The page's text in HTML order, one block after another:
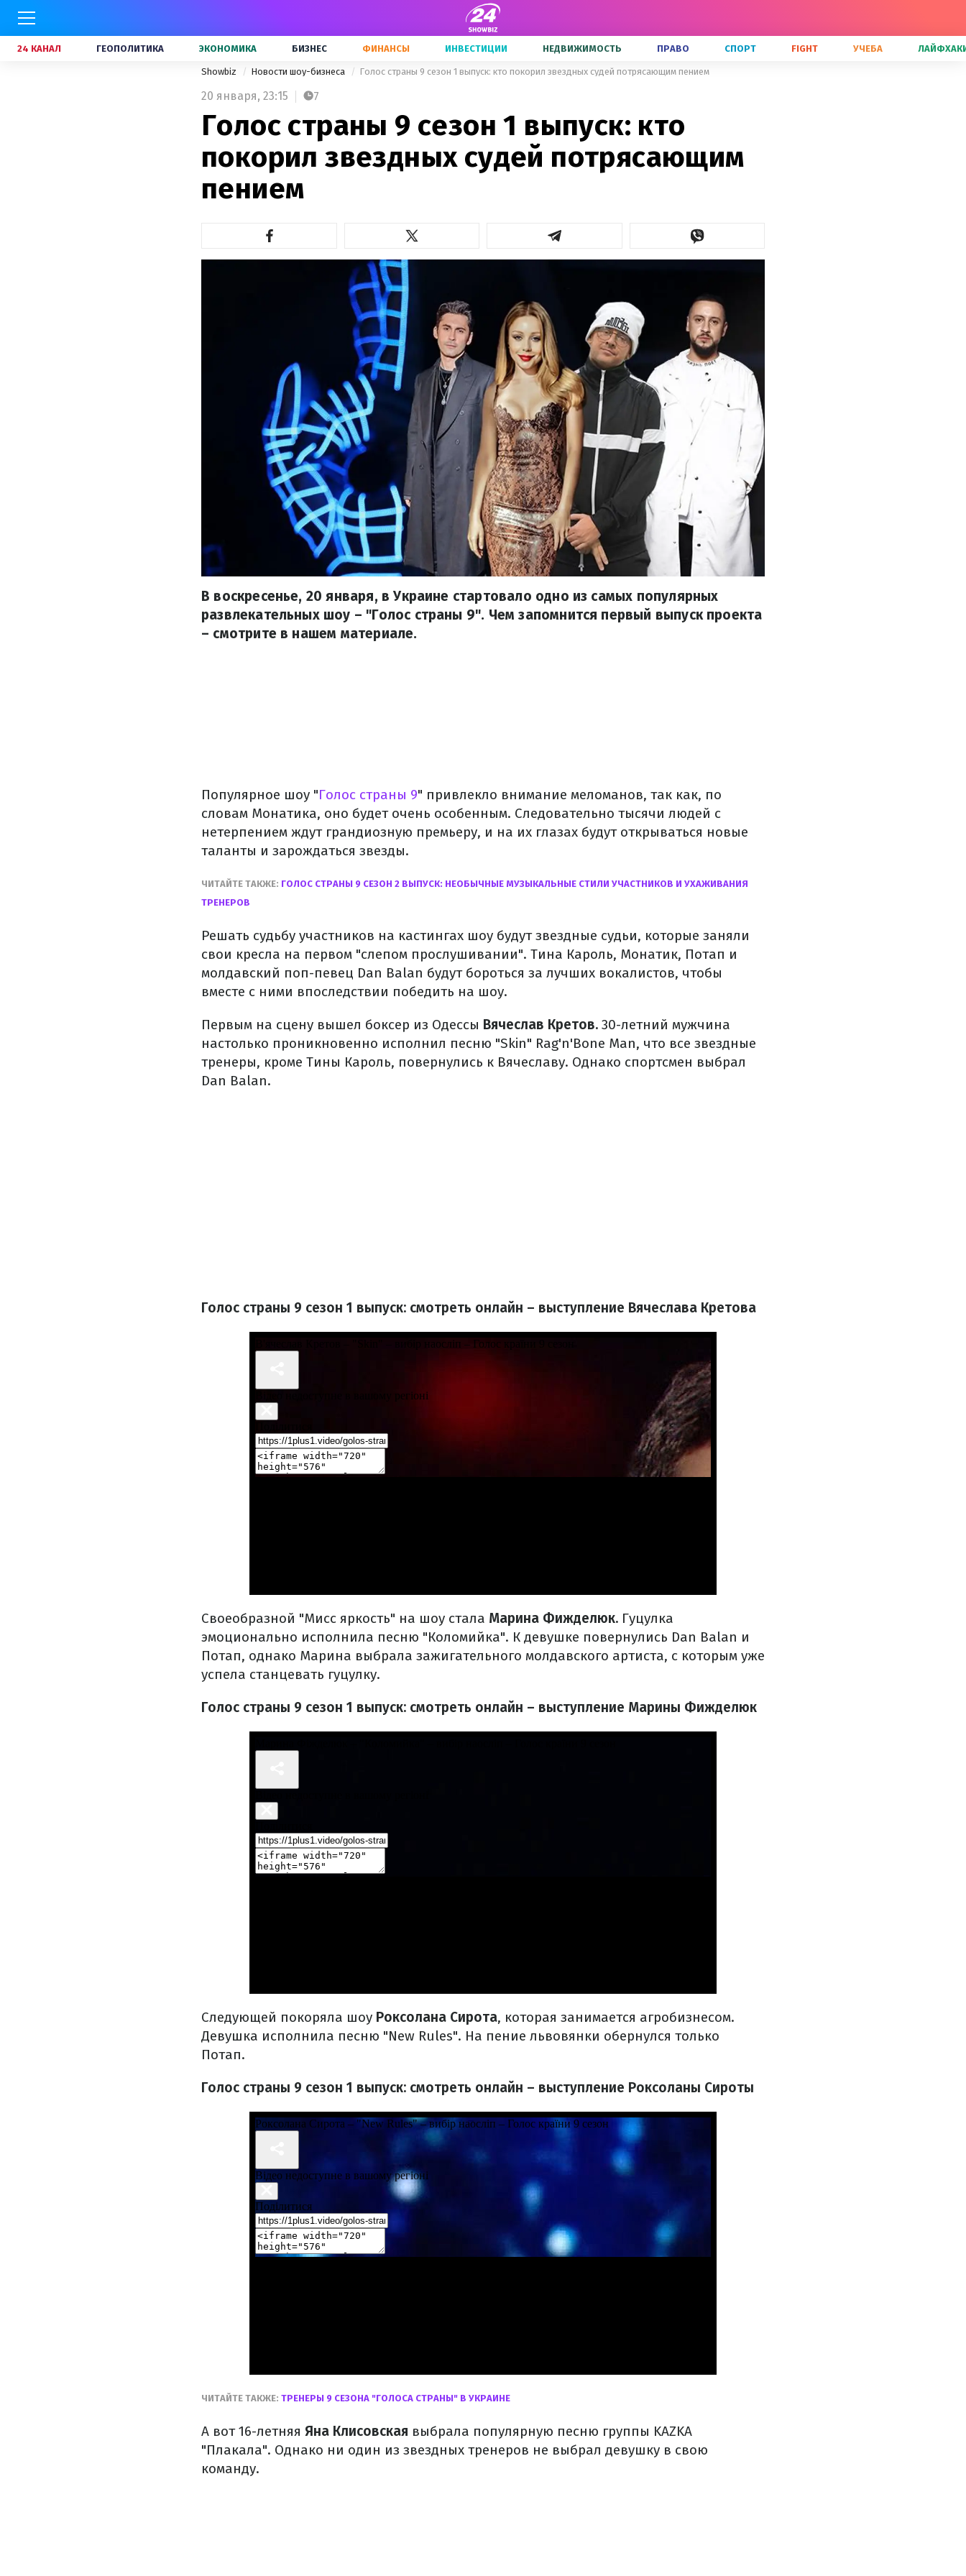
24 КАНАЛ ГЕОПОЛИТИКА ЭКОНОМИКА БИЗНЕС ФИНАНСЫ ИНВЕСТИЦИИ НЕДВИЖИМОСТЬ ПРАВО СПОРТ FIGHT УЧЕБА
Showbiz Новости шоу-бизнеса Голос страны 9 сезон 1 выпуск: кто покорил звездных судей потрясающим пением
20 января, 23:15 7
Голос страны 9 сезон 1 выпуск: кто
покорил звездных судей потрясающим
пением
В воскресенье, 20 января, в Украине стартовало одно из самых популярных
развлекательных шоу – "Голос страны 9". Чем запомнится первый выпуск проекта
– смотрите в нашем материале.
Популярное шоу "Голос страны 9" привлекло внимание меломанов, так как, по
словам Монатика, оно будет очень особенным. Следовательно тысячи людей с
нетерпением ждут грандиозную премьеру, и на их глазах будут открываться новые
таланты и зарождаться звезды.
ЧИТАЙТЕ ТАКЖЕ: ГОЛОС СТРАНЫ 9 СЕЗОН 2 ВЫПУСК: НЕОБЫЧНЫЕ МУЗЫКАЛЬНЫЕ СТИЛИ УЧАСТНИКОВ И УХАЖИВАНИЯ
ТРЕНЕРОВ
Решать судьбу участников на кастингах шоу будут звездные судьи, которые заняли
свои кресла на первом "слепом прослушивании". Тина Кароль, Монатик, Потап и
молдавский поп-певец Dan Balan будут бороться за лучших вокалистов, чтобы
вместе с ними впоследствии победить на шоу.
Первым на сцену вышел боксер из Одессы Вячеслав Кретов. 30-летний мужчина
настолько проникновенно исполнил песню "Skin" Rag'n'Bone Man, что все звездные
тренеры, кроме Тины Кароль, повернулись к Вячеславу. Однако спортсмен выбрал
Dan Balan.
Голос страны 9 сезон 1 выпуск: смотреть онлайн – выступление Вячеслава Кретова
Своеобразной "Мисс яркость" на шоу стала Марина Фижделюк. Гуцулка
эмоционально исполнила песню "Коломийка". К девушке повернулись Dan Balan и
Потап, однако Марина выбрала зажигательного молдавского артиста, с которым уже
успела станцевать гуцулку.
Голос страны 9 сезон 1 выпуск: смотреть онлайн – выступление Марины Фижделюк
Следующей покоряла шоу Роксолана Сирота, которая занимается агробизнесом.
Девушка исполнила песню "New Rules". На пение львовянки обернулся только
Потап.
Голос страны 9 сезон 1 выпуск: смотреть онлайн – выступление Роксоланы Сироты
ЧИТАЙТЕ ТАКЖЕ: ТРЕНЕРЫ 9 СЕЗОНА "ГОЛОСА СТРАНЫ" В УКРАИНЕ
А вот 16-летняя Яна Клисовская выбрала популярную песню группы KAZKA
"Плакала". Однако ни один из звездных тренеров не выбрал девушку в свою
команду.